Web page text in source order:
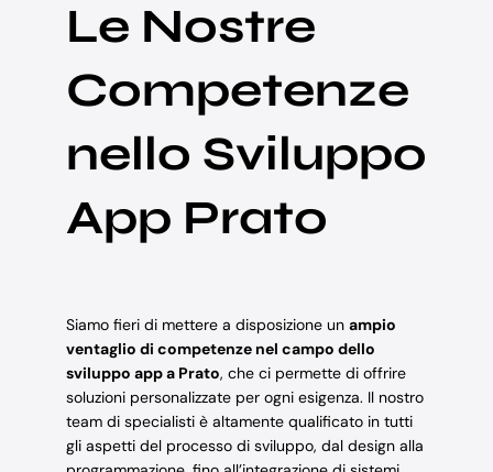
Le Nostre
Competenze
nello Sviluppo
App Prato
Siamo fieri di mettere a disposizione un ampio
ventaglio di competenze nel campo dello
sviluppo app a Prato, che ci permette di offrire
soluzioni personalizzate per ogni esigenza. Il nostro
team di specialisti è altamente qualificato in tutti
gli aspetti del processo di sviluppo, dal design alla